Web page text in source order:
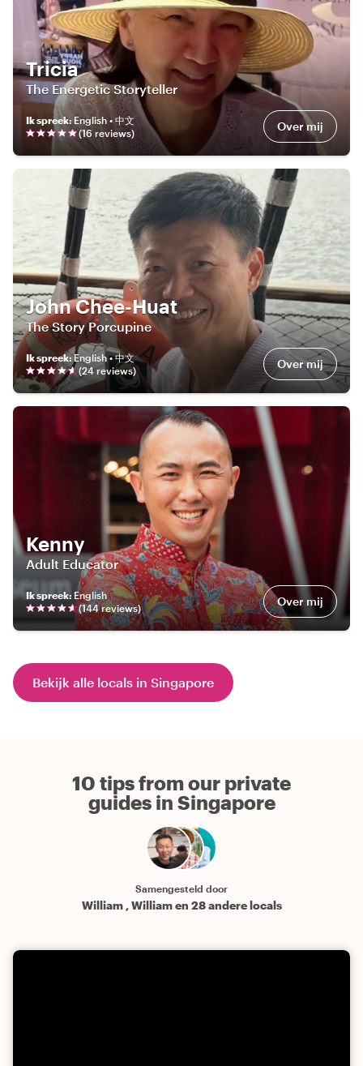
Tricia
The Energetic Storyteller
Ik spreek: English • 中文
(16 reviews) Over mij
John Chee-Huat
The Story Porcupine
Ik spreek:English • 中文
(24reviews) Over mij
Kenny
Adult Educator
Ik spreek: English
(144reviews) Over mij
Bekijk alle locals in Singapore
10 tips from our private
guides in Singapore
Samengesteld door
William , William en 28 andere locals